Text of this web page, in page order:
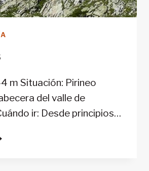
m Situación: Pirineo
del valle de
ir: Desde principios…